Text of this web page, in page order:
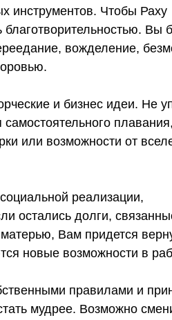
инструментов. Чтобы Раху
Вы
вожделение,
и бизнес идеи. Не
или возможности от
реализации,
остались долги,
Вам придется
новые возможности в
правилами и
мудрее. Возможно